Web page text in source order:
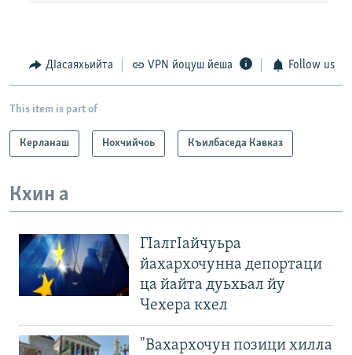
ДIасаяхьийта VPN йоцуш йеша Follow us
This item is part of
Керланаш Нохчийчоь Къилбаседа Кавказ
Кхин а
ГIалгIайчуьра
йахархочунна депортаци
ца йайта дуьхьал йу
Чехера кхел
"Вахархочун позици хилла